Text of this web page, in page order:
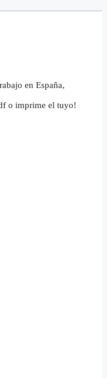
en España,
o imprime el tuyo!